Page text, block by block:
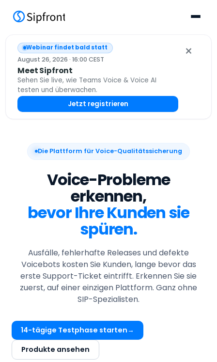
Webinar findet bald statt
August 26, 2026 · 16:00 CEST
Meet Sipfront
Sehen Sie live, wie Teams Voice & Voice AI
testen und überwachen.
Jetzt registrieren
×
Die Plattform für Voice-Qualitätssicherung
Voice-Probleme
erkennen,
bevor Ihre Kunden sie
spüren.
Ausfälle, fehlerhafte Releases und defekte
Voicebots kosten Sie Kunden, lange bevor das
erste Support-Ticket eintrifft. Erkennen Sie sie
zuerst, auf einer einzigen Plattform. Ganz ohne
SIP-Spezialisten.
14-tägige Testphase starten
Produkte ansehen